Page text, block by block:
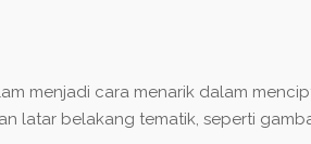
menjadi cara menarik dalam
latar belakang tematik, seperti